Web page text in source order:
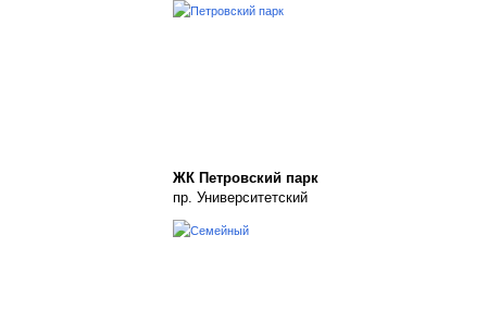
ЖК Петровский парк
пр. Университетский